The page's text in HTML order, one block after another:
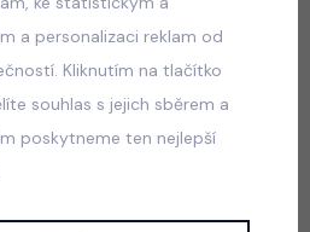
mikina ERA tmavě růžová
soft velur souprava černá
a personalizaci reklam od
Kliknutím na tlačítko
souhlas s jejich sběrem a
poskytneme ten nejlepší